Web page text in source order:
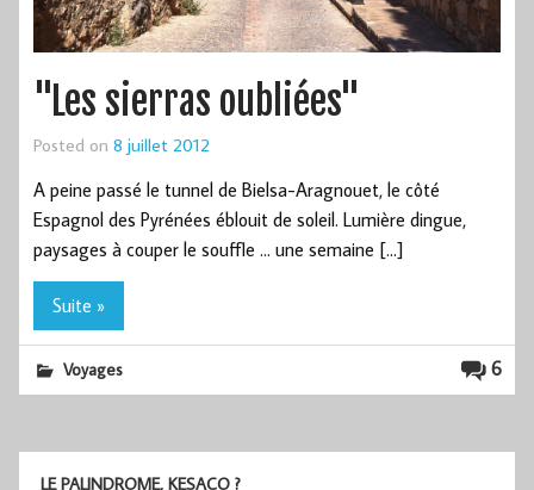
"Les sierras oubliées"
Posted on 8 juillet 2012
A peine passé le tunnel de Bielsa-Aragnouet, le côté
Espagnol des Pyrénées éblouit de soleil. Lumière dingue,
paysages à couper le souffle … une semaine […]
Suite »
6
Voyages
LE PALINDROME, KESACO ?